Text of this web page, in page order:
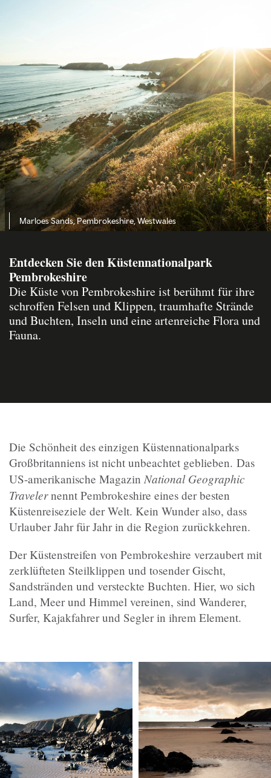
Marloes Sands, Pembrokeshire, Westwales
Entdecken Sie den Küstennationalpark
Pembrokeshire
Die Küste von Pembrokeshire ist berühmt für ihre
schroffen Felsen und Klippen, traumhafte Strände
und Buchten, Inseln und eine artenreiche Flora und
Fauna.
Die Schönheit des einzigen Küstennationalparks
Großbritanniens ist nicht unbeachtet geblieben. Das
US-amerikanische Magazin National Geographic
Travelernennt Pembrokeshire eines der besten
Küstenreiseziele der Welt. Kein Wunder also, dass
Urlauber Jahr für Jahr in die Region zurückkehren.
Der Küstenstreifen von Pembrokeshire verzaubert mit
zerklüfteten Steilklippen und tosender Gischt,
Sandstränden und versteckte Buchten. Hier, wo sich
Land, Meer und Himmel vereinen, sind Wanderer,
Surfer, Kajakfahrer und Segler in ihrem Element.